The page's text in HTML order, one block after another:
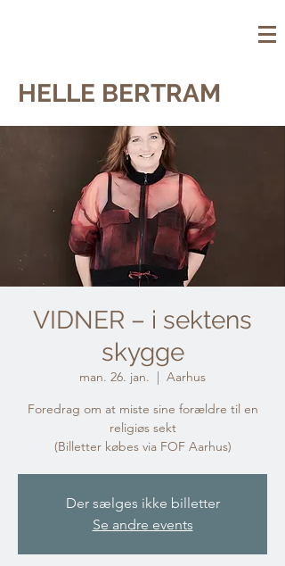
HELLE BERTRAM
VIDNER – i sektens
skygge
man. 26. jan.
  |
Aarhus
Foredrag om at miste sine forældre til en
religiøs sekt
(Billetter købes via FOF Aarhus)
Der sælges ikke billetter
Se andre events